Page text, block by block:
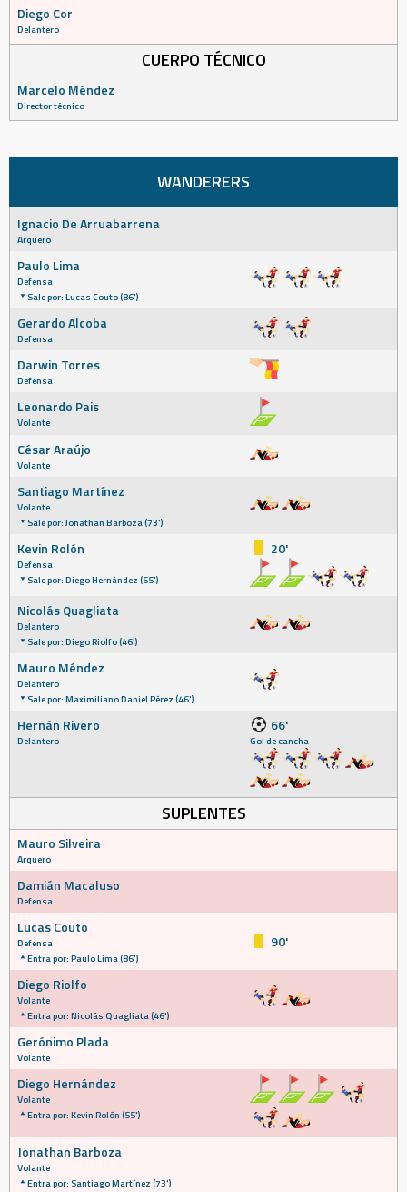
Diego Cor
Delantero
CUERPO TÉCNICO
Marcelo Méndez
Director técnico
WANDERERS
Ignacio De Arruabarrena
Arquero
Paulo Lima
Defensa
Sale por: Lucas Couto (86')
Gerardo Alcoba
Defensa
Darwin Torres
Defensa
Leonardo Pais
Volante
César Araújo
Volante
Santiago Martínez
Volante
Sale por: Jonathan Barboza (73')
Kevin Rolón
Defensa
Sale por: Diego Hernández (55')
20'
Nicolás Quagliata
Delantero
Sale por: Diego Riolfo (46')
Mauro Méndez
Delantero
Sale por: Maximiliano Daniel Pérez (46')
Hernán Rivero
Delantero
66'
Gol de cancha
SUPLENTES
Mauro Silveira
Arquero
Damián Macaluso
Defensa
Lucas Couto
Defensa
Entra por: Paulo Lima (86')
90'
Diego Riolfo
Volante
Entra por: Nicolás Quagliata (46')
Gerónimo Plada
Volante
Diego Hernández
Volante
Entra por: Kevin Rolón (55')
Jonathan Barboza
Volante
Entra por: Santiago Martínez (73')